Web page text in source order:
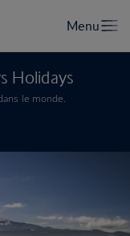
Holidays
le monde.